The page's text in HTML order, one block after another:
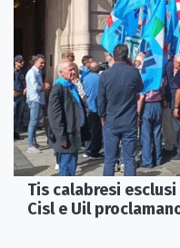
Tis calabresi
Cisl e Uil